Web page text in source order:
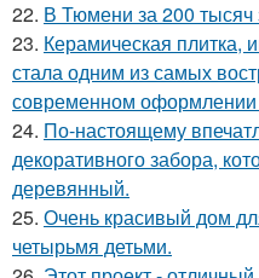
22. В Тюмени за 200 тысяч
23. Керамическая плитка,
стала одним из самых
современном оформлении
24. По-настоящему
декоративного забора,
деревянный.
25. Очень красивый дом
четырьмя детьми.